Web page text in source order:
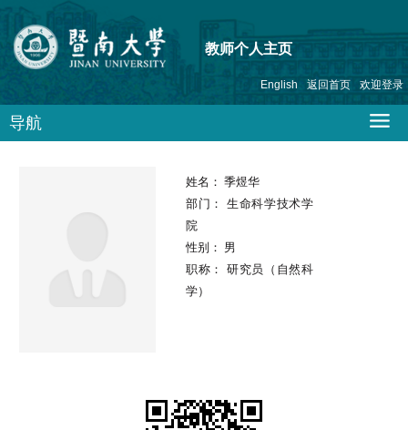
教师个人主页
English 返回首页 欢迎登录
导航
姓名： 季煜华
部门： 生命科学技术学
院
性别： 男
职称： 研究员（自然科
学）